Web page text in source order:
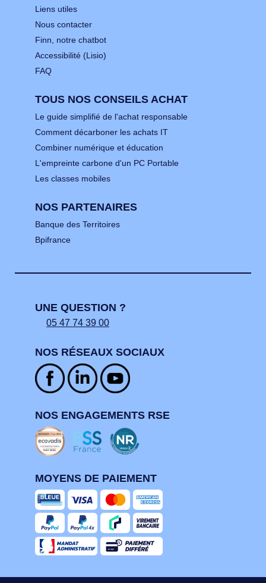
Liens utiles
Nous contacter
Finn, notre chatbot
Accessibilité (Lisio)
FAQ
TOUS NOS CONSEILS ACHAT
Le guide simplifié de l'achat responsable
Comment décarboner les achats IT
Combiner numérique et éducation
L'empreinte carbone d'un PC Portable
Les classes mobiles
NOS PARTENAIRES
Banque des Territoires
Bpifrance
UNE QUESTION ?
05 47 74 39 00
NOS RÉSEAUX SOCIAUX
NOS ENGAGEMENTS RSE
MOYENS DE PAIEMENT